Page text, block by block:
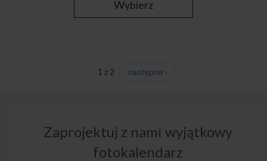
Wybierz
1 z 2 następna ›
Zaprojektuj z nami wyjątkowy
fotokalendarz